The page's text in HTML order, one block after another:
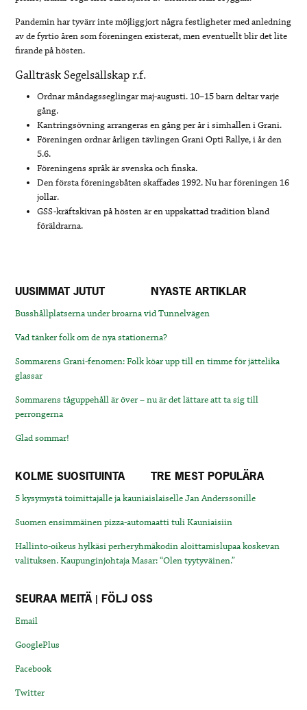
Pandemin har tyvärr inte möjliggjort några festligheter med anledning
av de fyrtio åren som föreningen existerat, men eventuellt blir det lite
firande på hösten.
Gallträsk Segelsällskap r.f.
Ordnar måndagsseglingar maj-augusti. 10–15 barn deltar varje
gång.
Kantringsövning arrangeras en gång per år i simhallen i Grani.
Föreningen ordnar årligen tävlingen Grani Opti Rallye, i år den
5.6.
Föreningens språk är svenska och finska.
Den första föreningsbåten skaffades 1992. Nu har föreningen 16
jollar.
GSS-kräftskivan på hösten är en uppskattad tradition bland
föräldrarna.
UUSIMMAT JUTUT NYASTE ARTIKLAR
Busshållplatserna under broarna vid Tunnelvägen
Vad tänker folk om de nya stationerna?
Sommarens Grani-fenomen: Folk köar upp till en timme för jättelika
glassar
Sommarens tåguppehåll är över – nu är det lättare att ta sig till
perrongerna
Glad sommar!
KOLME SUOSITUINTA TRE MEST POPULÄRA
5 kysymystä toimittajalle ja kauniaislaiselle Jan Anderssonille
Suomen ensimmäinen pizza-automaatti tuli Kauniaisiin
Hallinto-oikeus hylkäsi perheryhmäkodin aloittamislupaa koskevan
valituksen. Kaupunginjohtaja Masar: “Olen tyytyväinen.”
SEURAA MEITÄ | FÖLJ OSS
Email
GooglePlus
Facebook
Twitter